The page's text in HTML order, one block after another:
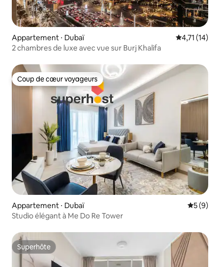
Appartement ⋅ Dubaï Évaluation
4,71 (14)
2 chambres de luxe avec vue sur Burj Khalifa
Coup de cœur voyageurs
Coup de cœur voyageurs
Appartement ⋅ Dubaï
5 (9)
Studio élégant à Me Do Re Tower
Superhôte
Superhôte